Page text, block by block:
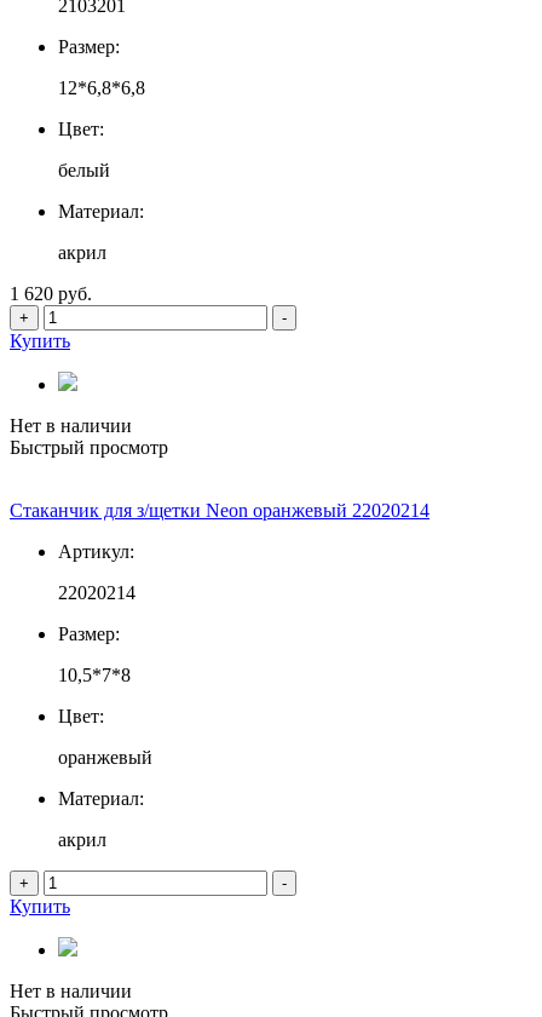
2103201
Размер:
12*6,8*6,8
Цвет:
белый
Материал:
акрил
1 620 руб.
+ -
Купить
Нет в наличии
Быстрый просмотр
Стаканчик для з/щетки Neon оранжевый 22020214
Артикул:
22020214
Размер:
10,5*7*8
Цвет:
оранжевый
Материал:
акрил
+ -
Купить
Нет в наличии